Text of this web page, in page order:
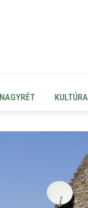
NAGYRÉT KULTÚRA